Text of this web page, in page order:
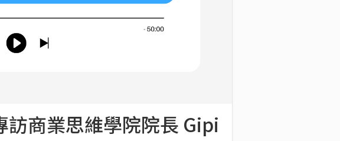
商業思維學院院長 Gipi